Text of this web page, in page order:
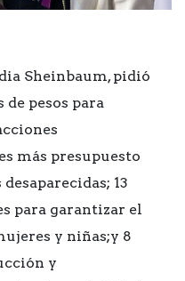
Sheinbaum, pidió
pesos para
más presupuesto
13
para garantizar el
y niñas;y 8
y